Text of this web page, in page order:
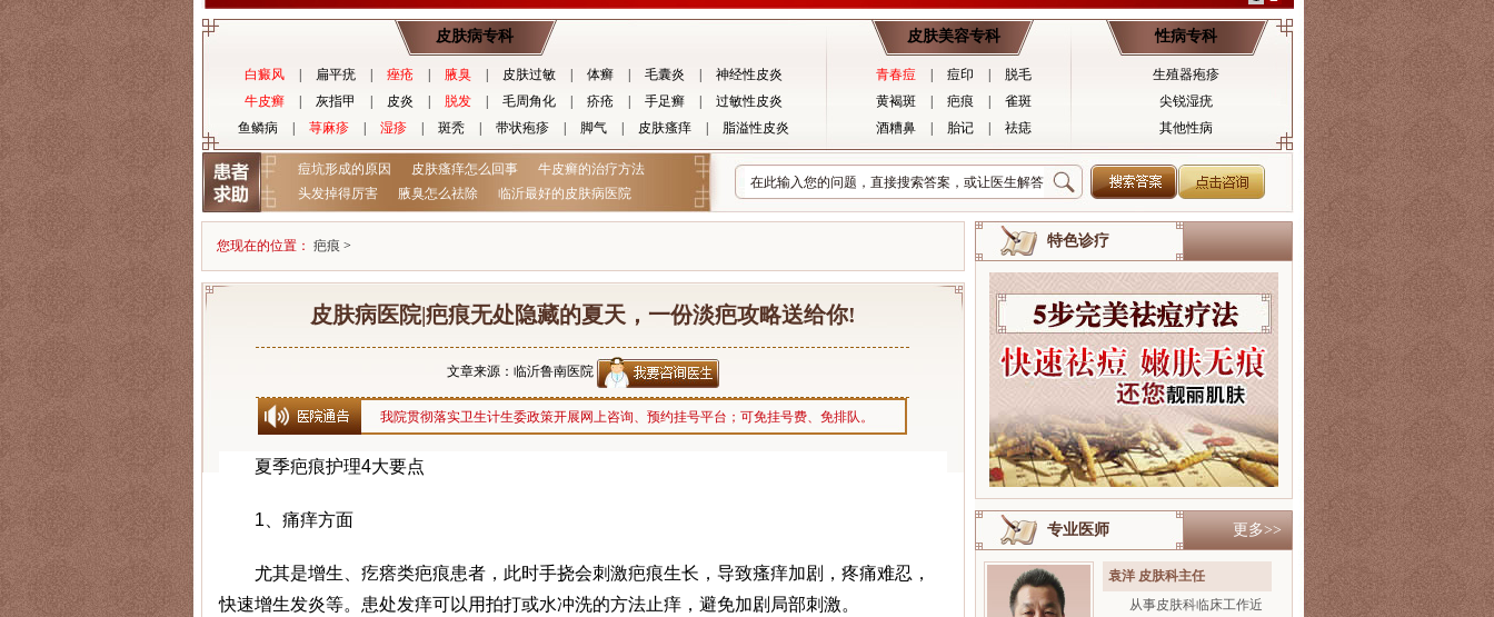
皮肤病专科
白癜风 扁平疣 痤疮 腋臭 皮肤过敏 体癣 毛囊炎
神经性皮炎
牛皮癣
灰指甲 皮炎 脱发 毛周角化 疥疮 手足癣
过敏性皮炎
鱼鳞病
荨麻疹 湿疹 斑秃 带状疱疹 脚气 皮肤瘙痒 脂溢性皮炎
皮肤美容专科
青春痘 痘印
脱毛
黄褐斑
疤痕
雀斑
酒糟鼻
胎记 祛痣
性病专科
生殖器疱疹
尖锐湿疣
其他性病
痘坑形成的原因 皮肤瘙痒怎么回事
牛皮癣的治疗方法
头发掉得厉害
腋臭怎么祛除 临沂最好的皮肤病医院
您现在的位置： 疤痕 >
皮肤病医院|疤痕无处隐藏的夏天，一份淡疤攻略送给你!
文章来源：临沂鲁南医院
我院贯彻落实卫生计生委政策开展网上咨询、预约挂号平台；可免挂号费、免排队。
夏季疤痕护理4大要点
1、痛痒方面
尤其是增生、疙瘩类疤痕患者，此时手挠会刺激疤痕生长，导致瘙痒加剧，疼痛难忍，
快速增生发炎等。患处发痒可以用拍打或水冲洗的方法止痒，避免加剧局部刺激。
特色诊疗
更多>>
专业医师
袁洋 皮肤科主任
从事皮肤科临床工作近